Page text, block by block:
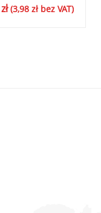
zł (3,98 złbez VAT)